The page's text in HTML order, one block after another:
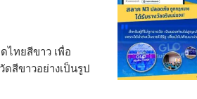
ทยสีขาว เพื่อ
ดสีขาวอย่างเป็นรูป